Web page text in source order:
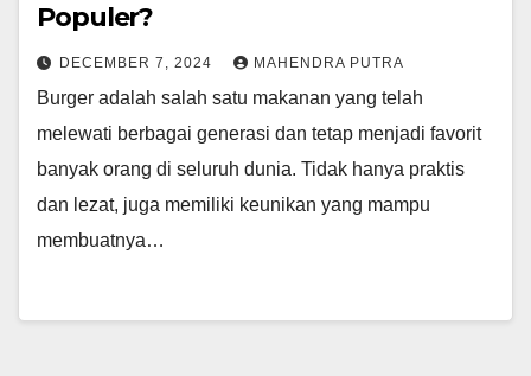
Populer?
DECEMBER 7, 2024 MAHENDRA PUTRA
Burger adalah salah satu makanan yang telah
melewati berbagai generasi dan tetap menjadi favorit
banyak orang di seluruh dunia. Tidak hanya praktis
dan lezat, juga memiliki keunikan yang mampu
membuatnya…